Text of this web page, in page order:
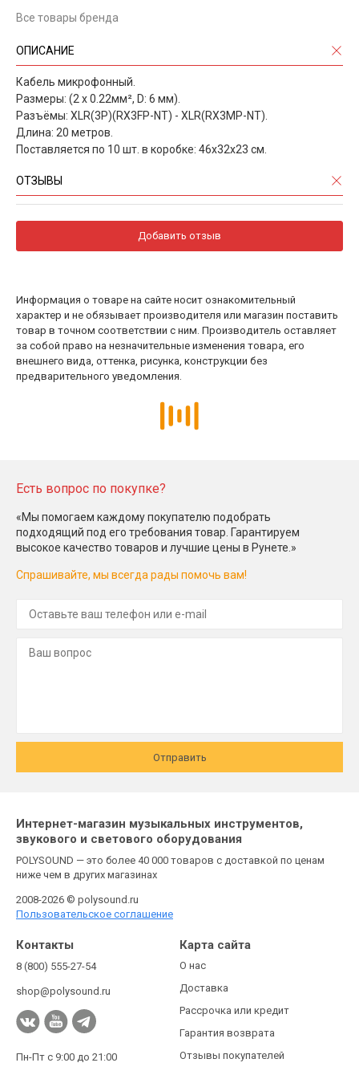
Все товары бренда
ОПИСАНИЕ
Кабель микрофонный.
Размеры: (2 x 0.22мм², D: 6 мм).
Разъёмы: XLR(3P)(RX3FP-NT) - XLR(RX3MP-NT).
Длина: 20 метров.
Поставляется по 10 шт. в коробке: 46х32х23 см.
ОТЗЫВЫ
Добавить отзыв
Информация о товаре на сайте носит ознакомительный
характер и не обязывает производителя или магазин поставить
товар в точном соответствии с ним. Производитель оставляет
за собой право на незначительные изменения товара, его
внешнего вида, оттенка, рисунка, конструкции без
предварительного уведомления.
Есть вопрос по покупке?
«Мы помогаем каждому покупателю подобрать
подходящий под его требования товар. Гарантируем
высокое качество товаров и лучшие цены в Рунете.»
Спрашивайте, мы всегда рады помочь вам!
Отправить
Интернет-магазин музыкальных инструментов,
звукового и светового оборудования
POLYSOUND — это более 40 000 товаров с доставкой по ценам
ниже чем в других магазинах
2008-2026 © polysound.ru
Пользовательское соглашение
Контакты
8 (800) 555-27-54
shop@polysound.ru
Пн-Пт с 9:00 до 21:00
Карта сайта
О нас
Доставка
Рассрочка или кредит
Гарантия возврата
Отзывы покупателей